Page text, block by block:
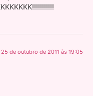
25 de outubro de 2011 às 19:05